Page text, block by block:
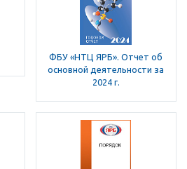
ФБУ «НТЦ ЯРБ». Отчет об
основной деятельности за
2024 г.